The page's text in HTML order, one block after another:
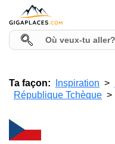
Ta façon: Inspiration
République Tchèque